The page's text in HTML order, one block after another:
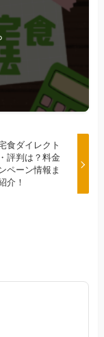
食ダイレクト
評判は？料金
ペーン情報ま
介！